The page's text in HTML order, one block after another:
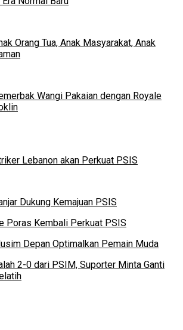
Orang Tua, Anak Masyarakat, Anak
Wangi Pakaian dengan Royale
Lebanon akan Perkuat PSIS
Dukung Kemajuan PSIS
Poras Kembali Perkuat PSIS
Depan Optimalkan Pemain Muda
2-0 dari PSIM, Suporter Minta Ganti